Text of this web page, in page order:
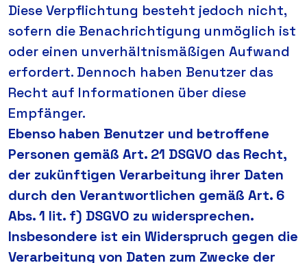
Diese Verpflichtung besteht jedoch nicht,
sofern die Benachrichtigung unmöglich ist
oder einen unverhältnismäßigen Aufwand
erfordert. Dennoch haben Benutzer das
Recht auf Informationen über diese
Empfänger.
Ebenso haben Benutzer und betroffene
Personen gemäß Art. 21 DSGVO das Recht,
der zukünftigen Verarbeitung ihrer Daten
durch den Verantwortlichen gemäß Art. 6
Abs. 1 lit. f) DSGVO zu widersprechen.
Insbesondere ist ein Widerspruch gegen die
Verarbeitung von Daten zum Zwecke der